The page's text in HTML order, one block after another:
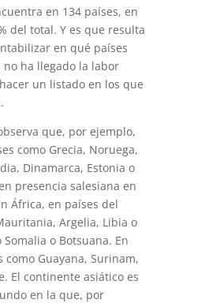
en 134 países, en
del total. Y es que resulta
en qué países
ha llegado la labor
un listado en los que
que, por ejemplo,
como Grecia, Noruega,
Dinamarca, Estonia o
presencia salesiana en
África, en países del
Argelia, Libia o
o Botsuana. En
como Guayana, Surinam,
El continente asiático es
en la que, por